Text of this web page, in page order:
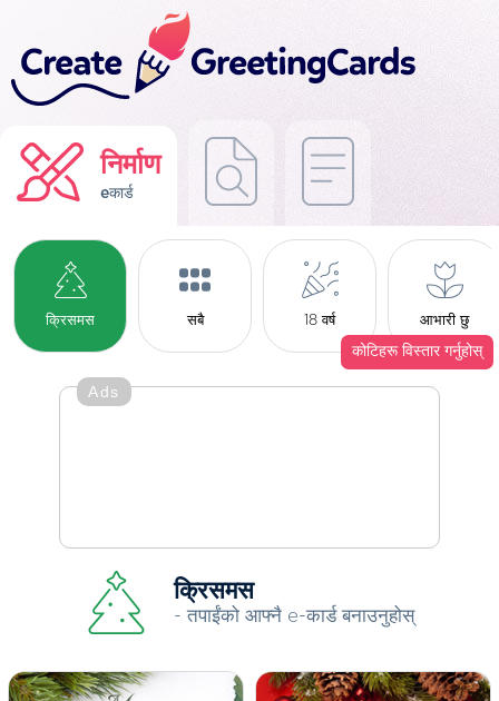
निर्माण
eकार्ड
क्रिसमस सबै 18 वर्ष आभारी छु
कोटिहरू विस्तार गर्नुहोस्
Ads
क्रिसमस
- तपाईंको आफ्नै e-कार्ड बनाउनुहोस्